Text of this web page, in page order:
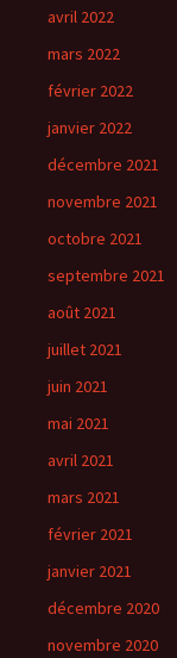
avril 2022
mars 2022
février 2022
janvier 2022
décembre 2021
novembre 2021
octobre 2021
septembre 2021
août 2021
juillet 2021
juin 2021
mai 2021
avril 2021
mars 2021
février 2021
janvier 2021
décembre 2020
novembre 2020